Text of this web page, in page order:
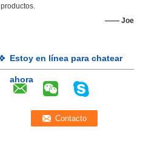
productos.
—— Joe
Estoy en línea para chatear
ahora